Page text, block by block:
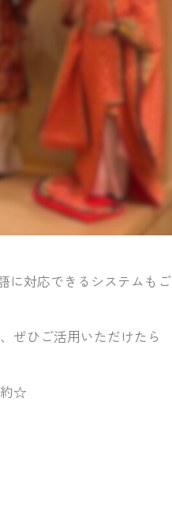
に対応できるシステムもご
ぜひご活用いただけたら
約☆